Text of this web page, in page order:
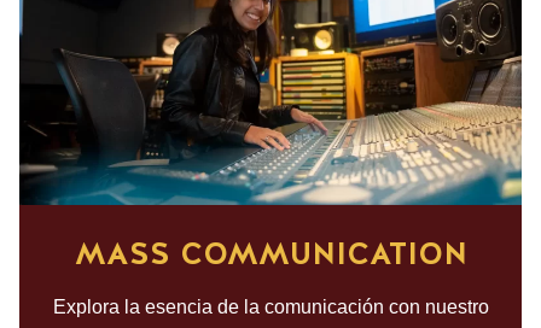
MASS COMMUNICATION
Explora la esencia de la comunicación con nuestro